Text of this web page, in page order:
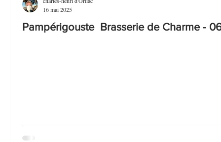
Pampérigouste Brasserie de Charme -
16 mai 2025